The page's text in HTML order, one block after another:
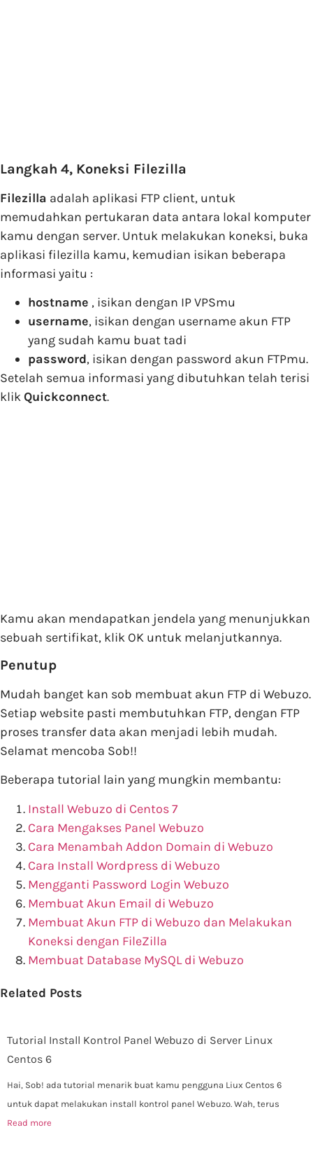
Langkah 4, Koneksi Filezilla
Filezilla adalah aplikasi FTP client, untuk
memudahkan pertukaran data antara lokal komputer
kamu dengan server. Untuk melakukan koneksi, buka
aplikasi filezilla kamu, kemudian isikan beberapa
informasi yaitu :
hostname , isikan dengan IP VPSmu
username, isikan dengan username akun FTP
yang sudah kamu buat tadi
password, isikan dengan password akun FTPmu.
Setelah semua informasi yang dibutuhkan telah terisi
klikQuickconnect.
Kamu akan mendapatkan jendela yang menunjukkan
sebuah sertifikat, klik OK untuk melanjutkannya.
Penutup
Mudah banget kan sob membuat akun FTP di Webuzo.
Setiap website pasti membutuhkan FTP, dengan FTP
proses transfer data akan menjadi lebih mudah.
Selamat mencoba Sob!!
Beberapa tutorial lain yang mungkin membantu:
Install Webuzo di Centos 7
Cara Mengakses Panel Webuzo
Cara Menambah Addon Domain di Webuzo
Cara Install Wordpress di Webuzo
Mengganti Password Login Webuzo
Membuat Akun Email di Webuzo
Membuat Akun FTP di Webuzo dan Melakukan
Koneksi dengan FileZilla
Membuat Database MySQL di Webuzo
Related Posts
Tutorial Install Kontrol Panel Webuzo di Server Linux
Centos 6
Hai, Sob! ada tutorial menarik buat kamu pengguna Liux Centos 6
untuk dapat melakukan install kontrol panel Webuzo. Wah, terus
Read more